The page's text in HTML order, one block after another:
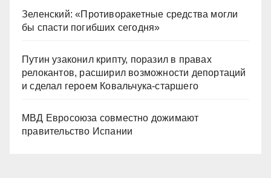
Зеленский: «Противоракетные средства могли
бы спасти погибших сегодня»
Путин узаконил крипту, поразил в правах
релокантов, расширил возможности депортаций
и сделал героем Ковальчука-старшего
МВД Евросоюза совместно дожимают
правительство Испании